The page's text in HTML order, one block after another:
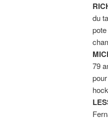
du
pote
79